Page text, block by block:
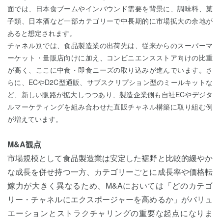
面では、日本食ブームやインバウンド需要を背景に、調味料、菓
子類、日本酒など一部カテゴリーで中長期的に市場拡大の余地が
あると想定されます。
チャネル別では、食品製造業の出荷先は、従来からのスーパーマ
ーケット・量販店向けに加え、コンビニエンスストア向けの比重
が高く、ここに中食・即食ニーズの取り込みが進んでいます。さ
らに、ECやD2C型通販、サブスクリプション型のミールキットな
ど、新しい販路が拡大しつつあり、製造企業側も自社ECやデジタ
ルマーケティングを組み合わせた直販チャネル構築に取り組む例
が増えています。
M&A観点
市場規模として食品製造業は安定した裾野と比較的緩やか
な成長を併せ持つ一方、カテゴリーごとに成長率や価格転
嫁力が大きく異なるため、M&Aにおいては「どのカテゴ
リー・チャネルにエクスポージャーを高めるか」がバリュ
エーションとストラクチャリングの重要な起点になりま